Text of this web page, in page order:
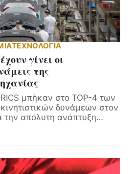
ΤΕΧΝΟΛΟΓΙΑ
γίνει οι
της
μπήκαν στο TOP-4 των
δυνάμεων στον
απόλυτη ανάπτυξη…